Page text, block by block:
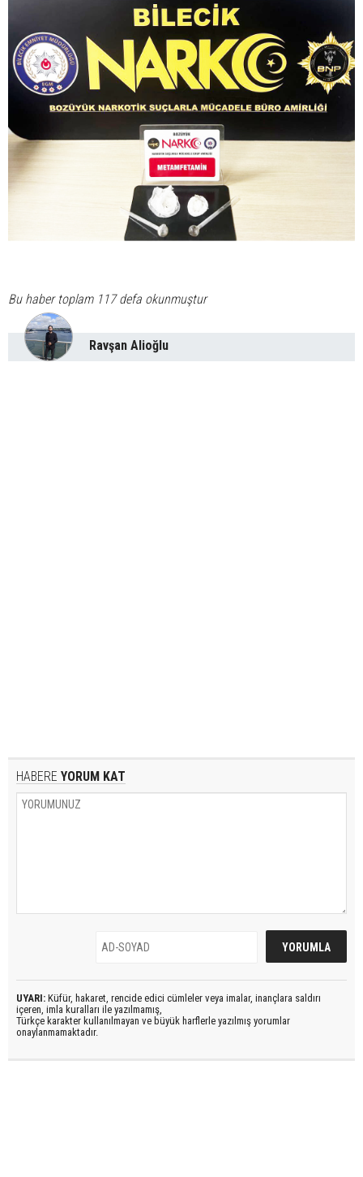
Bu haber toplam 117 defa okunmuştur
Ravşan Alioğlu
HABERE YORUM KAT
UYARI: Küfür, hakaret, rencide edici cümleler veya imalar, inançlara saldırı
içeren, imla kuralları ile yazılmamış,
Türkçe karakter kullanılmayan ve büyük harflerle yazılmış yorumlar
onaylanmamaktadır.